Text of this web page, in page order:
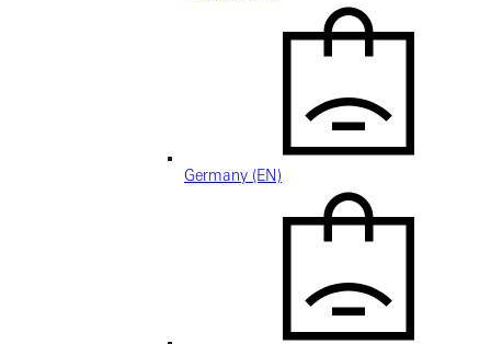
Germany (EN)